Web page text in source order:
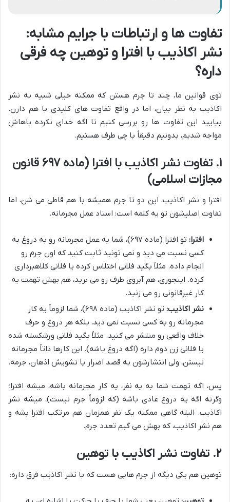
تفاوت ها و ارتباطات با جرایم مشابه:
نشر اکاذیب با افترا و توهین چه فرقی
داره؟
توی قوانین ما، چند تا جرم هستن که ممکنه خیلی شبیه به نشر
اکاذیب به نظر بیان، اما در واقع تفاوت های کلیدی با هم دارن.
بیایید این تفاوت ها رو بررسی کنیم تا اگه خدای نکرده باهاش
مواجه شدیم، بدونیم دقیقاً با چی طرف هستیم.
۱. تفاوت نشر اکاذیب با افترا (ماده ۶۹۷ قانون
مجازات اسلامی)
افترا و نشر اکاذیب، این دو تا جرم همیشه با هم قاطی می شن، اما
تفاوت اصلیشون تو یه کلمه است: اسناد عمل مجرمانه.
افترا:
تو افترا (ماده ۶۹۷)، شما یه عمل مجرمانه رو به دروغ به
کسی نسبت می دید و نمی تونید ثابت کنید که اون جرم رو
انجام داده. مثلاً بگید فلانی اختلاس کرده یا فلانی کلاهبرداری
کرده. اینجوری، هم آبروی طرف رو می برید، هم بهش تهمت یه
کار غیرقانونی رو می زنید.
نشر اکاذیب:
تو نشر اکاذیب (ماده ۶۹۸)، شما لزوماً یه کار
مجرمانه رو به کسی نسبت نمی دید، بلکه هر دروغ و حرف
خلاف واقعی رو منتشر می کنید. مثلاً بگید فلانی ورشکسته شده
یا فلانی زن دوم داره (اگه دروغ باشه). این کارها ذاتاً مجرمانه
نیستن، ولی انتشارشون به قصد اضرار یا تشویش اذهان، جرمه.
پس، اگه تهمت شما به یه نفر، یه کار مجرمانه باشه، میشه افترا؛
وگرنه اگه یه دروغ عادی باشه (که لزوماً جرم نیست)، میشه نشر
اکاذیب. البته گاهی ممکنه یک نفر همزمان هم مرتکب افترا بشه و
هم نشر اکاذیب، که بهش می گیم تعدد جرم.
۲. تفاوت نشر اکاذیب با توهین
توهین هم یکی دیگه از جرم هایی هست که با نشر اکاذیب فرق داره: